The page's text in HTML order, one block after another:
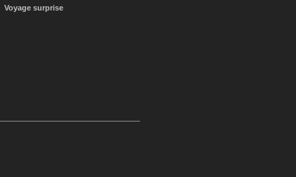
Voyage surprise